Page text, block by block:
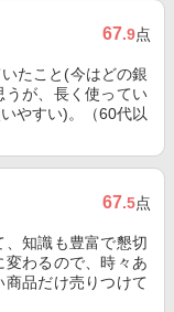
67.9点
たこと(今はどの銀
うが、長く使ってい
やすい)。（60代以
67.5点
知識も豊富で懇切
わるので、時々あ
商品だけ売りつけて